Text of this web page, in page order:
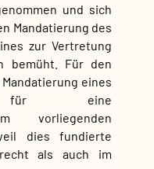
und sich
Mandatierung des
zur Vertretung
bemüht. Für den
eines
für eine
vorliegenden
dies fundierte
als auch im